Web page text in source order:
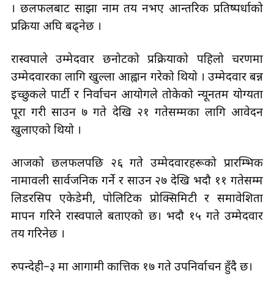
। छलफलबाट साझा नाम तय नभए आन्तरिक प्रतिष्पर्धाको
प्रक्रिया अघि बढ्नेछ ।
रास्वपाले उम्मेदवार छनोटको प्रक्रियाको पहिलो चरणमा
उम्मेदवारका लागि खुल्ला आह्वान गरेको थियो । उम्मेदवार बन्न
इच्छुकले पार्टी र निर्वाचन आयोगले तोकेको न्यूनतम योग्यता
पूरा गरी साउन ७ गते देखि २१ गतेसम्मका लागि आवेदन
खुलाएको थियो ।
आजको छलफलपछि २६ गते उम्मेदवारहरूको प्रारम्भिक
नामावली सार्वजनिक गर्ने र साउन २७ देखि भदौ ११ गतेसम्म
लिडरसिप एकेडेमी, पोलिटिक प्रोक्सिमिटी र समावेशिता
मापन गरिने रास्वपाले बताएको छ। भदौ १५ गते उम्मेदवार
तय गरिनेछ ।
रुपन्देही–३ मा आगामी कात्तिक १७ गते उपनिर्वाचन हुँदै छ।